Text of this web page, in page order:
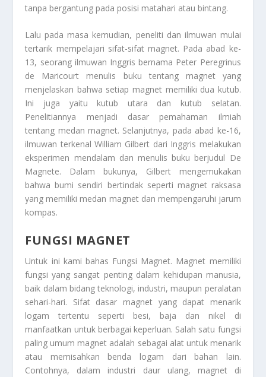
tanpa bergantung pada posisi matahari atau bintang.
Lalu pada masa kemudian, peneliti dan ilmuwan mulai
tertarik mempelajari sifat-sifat magnet. Pada abad ke-
13, seorang ilmuwan Inggris bernama Peter Peregrinus
de Maricourt menulis buku tentang magnet yang
menjelaskan bahwa setiap magnet memiliki dua kutub.
Ini juga yaitu kutub utara dan kutub selatan.
Penelitiannya menjadi dasar pemahaman ilmiah
tentang medan magnet. Selanjutnya, pada abad ke-16,
ilmuwan terkenal William Gilbert dari Inggris melakukan
eksperimen mendalam dan menulis buku berjudul De
Magnete. Dalam bukunya, Gilbert mengemukakan
bahwa bumi sendiri bertindak seperti magnet raksasa
yang memiliki medan magnet dan mempengaruhi jarum
kompas.
FUNGSI MAGNET
Untuk ini kami bahas Fungsi Magnet. Magnet memiliki
fungsi yang sangat penting dalam kehidupan manusia,
baik dalam bidang teknologi, industri, maupun peralatan
sehari-hari. Sifat dasar magnet yang dapat menarik
logam tertentu seperti besi, baja dan nikel di
manfaatkan untuk berbagai keperluan. Salah satu fungsi
paling umum magnet adalah sebagai alat untuk menarik
atau memisahkan benda logam dari bahan lain.
Contohnya, dalam industri daur ulang, magnet di